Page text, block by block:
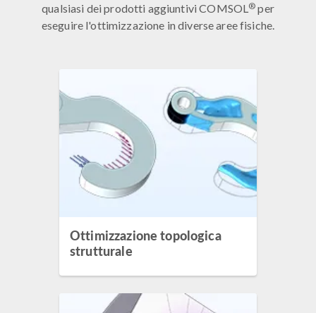
qualsiasi dei prodotti aggiuntivi COMSOL® per
eseguire l'ottimizzazione in diverse aree fisiche.
Ottimizzazione topologica
strutturale